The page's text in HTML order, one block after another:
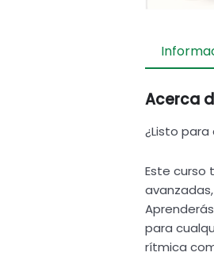
Acerca
¿Listo
Este curso
para
rítmica